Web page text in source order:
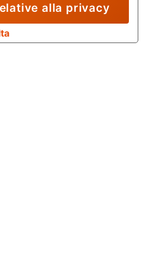
alla privacy